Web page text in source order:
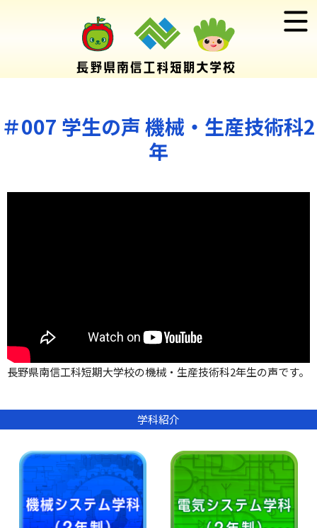
＃007 学生の声 機械・生産技術科2
年
長野県南信工科短期大学校の機械・生産技術科2年生の声です。
学科紹介